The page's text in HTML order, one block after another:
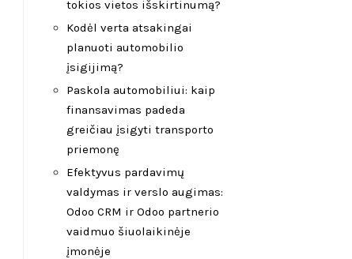
tokios vietos išskirtinumą?
Kodėl verta atsakingai
planuoti automobilio
įsigijimą?
Paskola automobiliui: kaip
finansavimas padeda
greičiau įsigyti transporto
priemonę
Efektyvus pardavimų
valdymas ir verslo augimas:
Odoo CRM ir Odoo partnerio
vaidmuo šiuolaikinėje
įmonėje